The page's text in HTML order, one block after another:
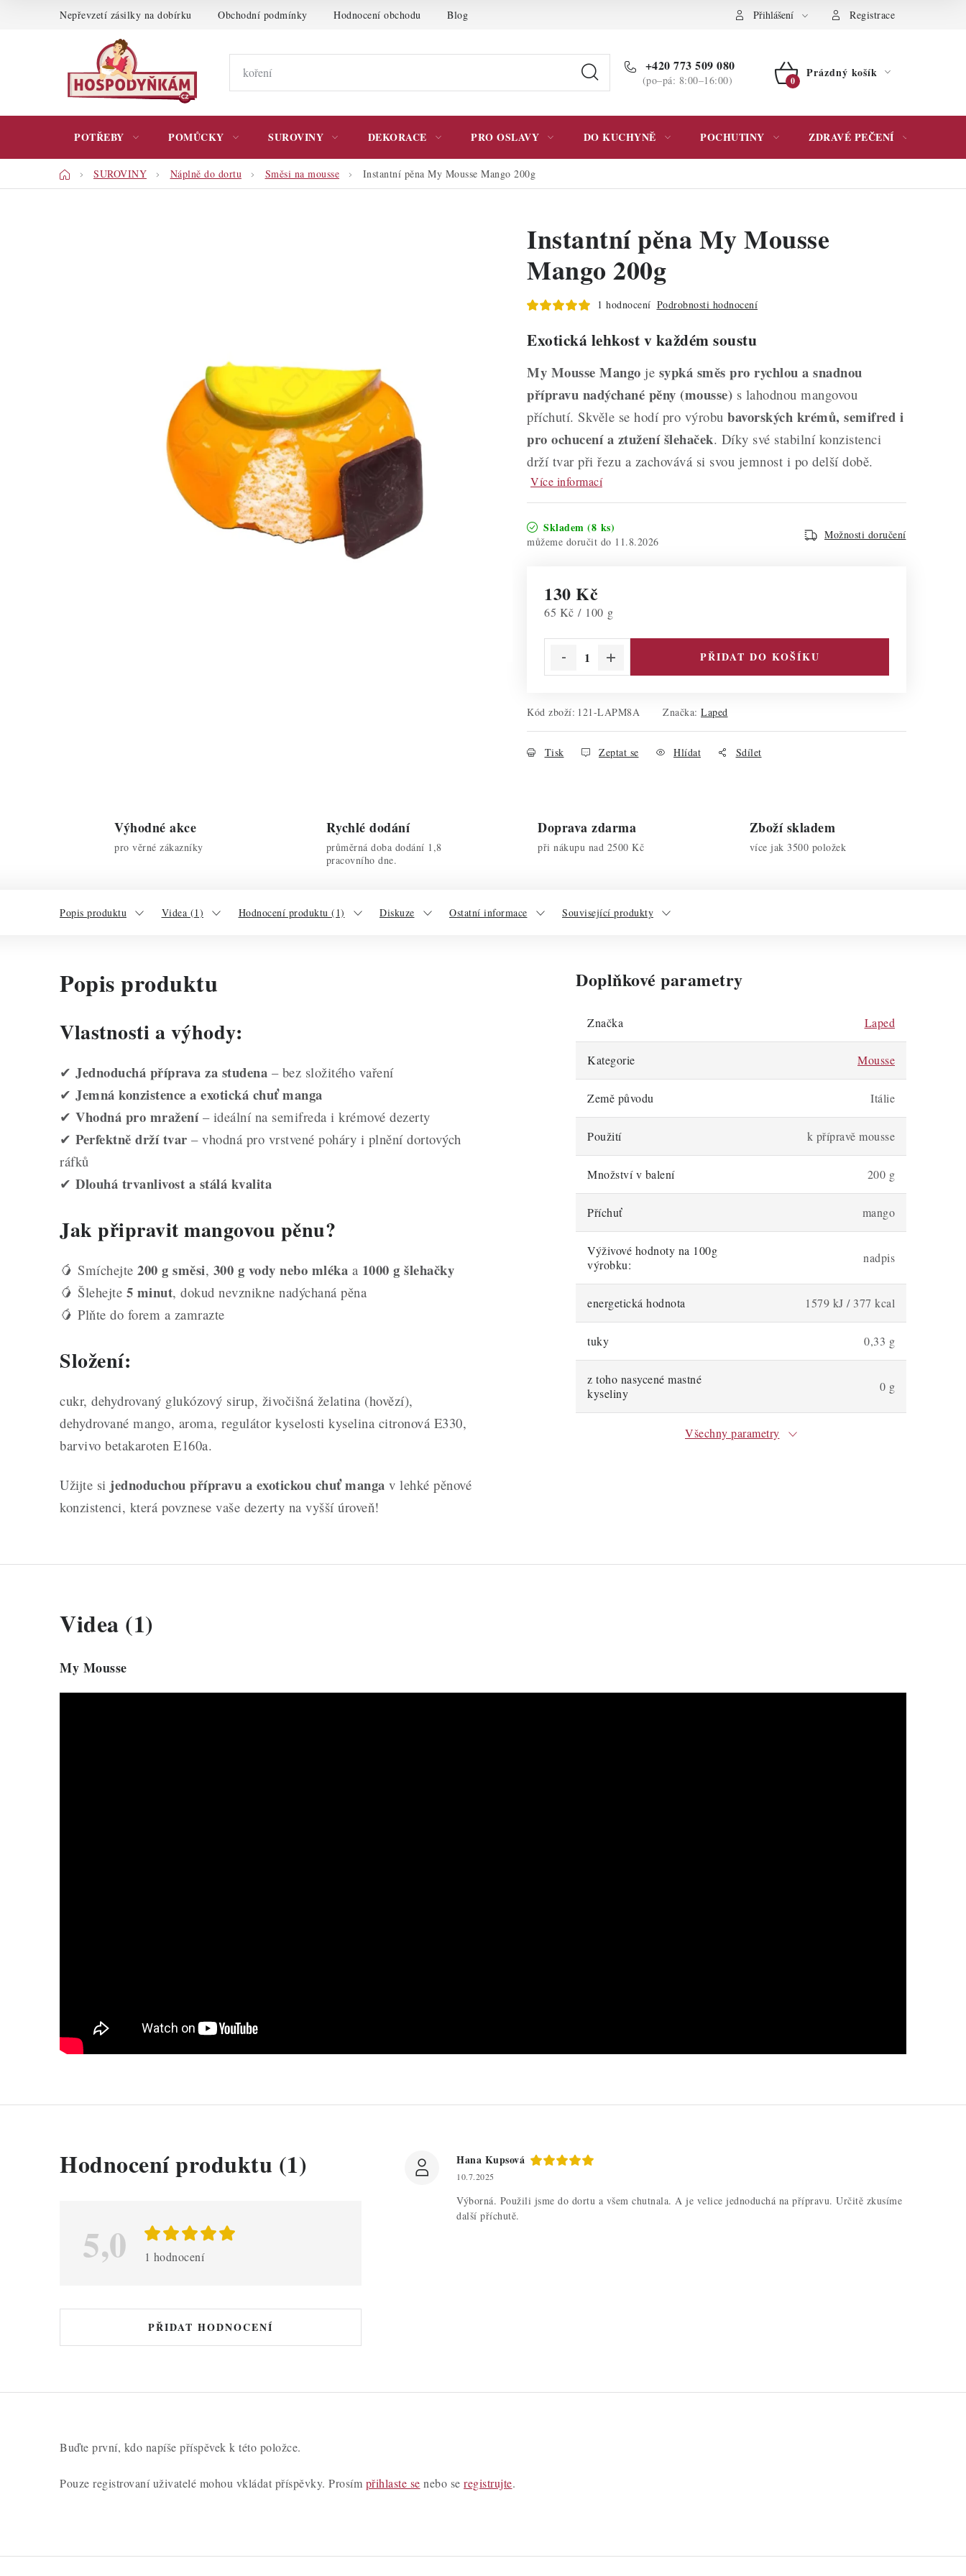
Nepřevzetí zásilky na dobírku Obchodní podmínky Hodnocení obchodu Blog Podmínky ochrany osobních údajů Přihlášení Registrace
+420 773 509 080
(po–pá: 8:00–16:00)
NÁKUPNÍ
Prázdný košík
POTŘEBY POMŮCKY SUROVINY DEKORACE PRO OSLAVY DO KUCHYNĚ POCHUTINY ZDRAVÉ PEČENÍ
DomůSUROVINY Náplně do dortu Směsi na mousse Instantní pěna My Mousse Mango 200g
Instantní pěna My Mousse
Mango 200g
1 hodnocení Podrobnosti hodnocení
Exotická lehkost v každém soustu
My Mousse Mango je sypká směs pro rychlou a snadnou
přípravu nadýchané pěny (mousse) s lahodnou mangovou
příchutí. Skvěle se hodí pro výrobu bavorských krémů, semifred i
pro ochucení a ztužení šlehaček. Díky své stabilní konzistenci
drží tvar při řezu a zachovává si svou jemnost i po delší době.
Více informací
Skladem (8 ks)
11.8.2026
Možnosti doručení
130 Kč
Měrná cena:
65 Kč / 100 g
PŘIDAT DO KOŠÍKU
Kód zboží: 121-LAPM8A Značka: Laped
Tisk Zeptat se Hlídat Sdílet
Výhodné akce
pro věrné zákazníky
Rychlé dodání
průměrná doba dodání 1,8
pracovního dne.
Doprava zdarma
při nákupu nad 2500 Kč
Zboží skladem
více jak 3500 položek
Popis produktu Videa (1) Hodnocení produktu (1) Diskuze Ostatní informace Související produkty
Popis produktu
Vlastnosti a výhody:
✔ Jednoduchá příprava za studena – bez složitého vaření
✔ Jemná konzistence a exotická chuť manga
✔ Vhodná pro mražení– ideální na semifreda i krémové dezerty
✔ Perfektně drží tvar – vhodná pro vrstvené poháry i plnění dortových
ráfků
✔ Dlouhá trvanlivost a stálá kvalita
Jak připravit mangovou pěnu?
🥭 Smíchejte 200 g směsi, 300 g vody nebo mléka a 1000 g šlehačky
🥭 Šlehejte 5 minut, dokud nevznikne nadýchaná pěna
🥭 Plňte do forem a zamrazte
Složení:
cukr, dehydrovaný glukózový sirup, živočišná želatina (hovězí),
dehydrované mango, aroma, regulátor kyselosti kyselina citronová E330,
barvivo betakaroten E160a.
Užijte si jednoduchou přípravu a exotickou chuť manga v lehké pěnové
konzistenci, která povznese vaše dezerty na vyšší úroveň!
Doplňkové parametry
Značka Laped
Kategorie Mousse
Země původu Itálie
Použití k přípravě mousse
Množství v balení 200 g
Příchuť mango
Výživové hodnoty na 100g
výrobku:
nadpis
energetická hodnota 1579 kJ / 377 kcal
tuky 0,33 g
z toho nasycené mastné
kyseliny
0 g
Všechny parametry
Videa (1)
My Mousse
Hodnocení produktu (1)
5,0 1 hodnocení
PŘIDAT HODNOCENÍ
V
o
n
c
n
Hana Kupsová
10.7.2025
Výborná. Použili jsme do dortu a všem chutnala. A je velice jednoduchá na přípravu. Určitě zkusíme
další příchutě.
Buďte první, kdo napíše příspěvek k této položce.
Pouze registrovaní uživatelé mohou vkládat příspěvky. Prosím přihlaste se nebo se registrujte.